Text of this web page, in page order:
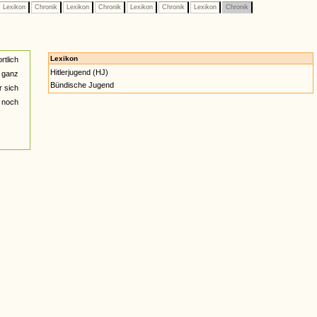
Lexikon Chronik Lexikon Chronik Lexikon Chronik Lexikon Chronik
sich
Lexikon
Hitlerjugend (HJ)
Bündische Jugend